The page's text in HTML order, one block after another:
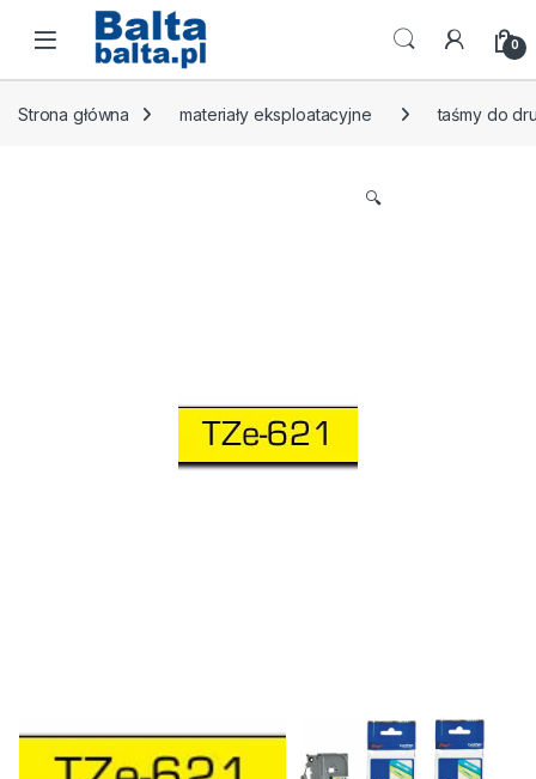
Skip to navigation
Skip to content
Open 0
Strona główna materiały eksploatacyjne taśmy do
🔍